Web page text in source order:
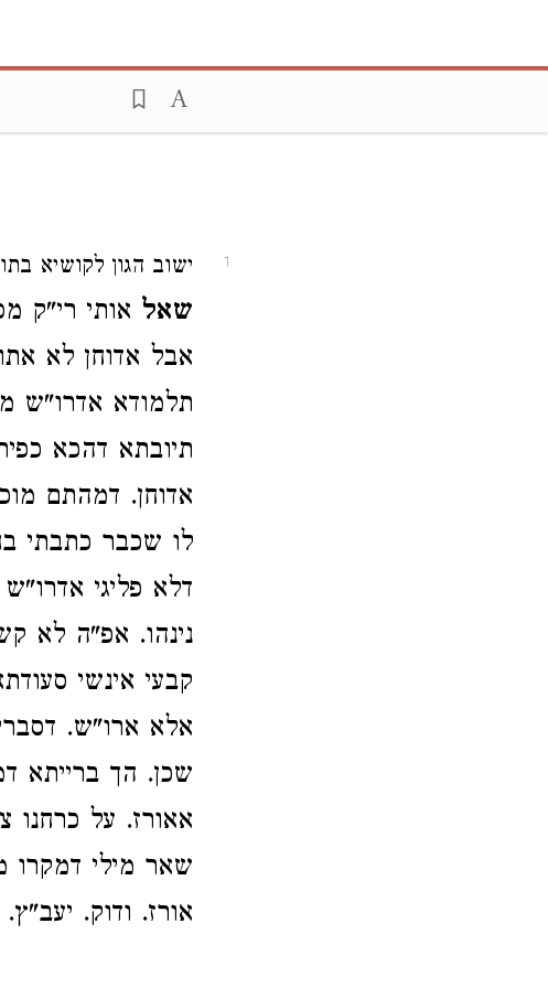
1 ישוב הגון לקושיא
שאל אותי רי"ק
אבל אדוחן לא
תלמודא אדרו"ש
תיובתא דהכא
אדוחן. דמהתם
לו שכבר כתבתי
דלא פליגי
נינהו. אפ"ה לא
קבעי אינשי
אלא ארו"ש.
שכן. הך ברייתא
אאורז. על כרחנו
שאר מילי דמקרו
אורז. ודוק. יעב"ץ.